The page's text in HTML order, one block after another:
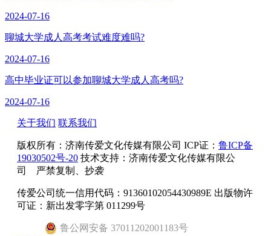
2024-07-16
聊城大学成人高考考试难度难吗?
2024-07-16
高中毕业证可以参加聊城大学成人高考吗?
2024-07-16
关于我们 联系我们
版权所有： 济南传爱文化传媒有限公司 ICP证： 鲁ICP备
19030502号-20 技术支持：济南传爱文化传媒有限公
司 严禁复制、抄袭
传爱公司统一信用代码：91360102054430989E 出版物许
可证：新出发零字第 011299号
鲁公网安备 37011202001183号